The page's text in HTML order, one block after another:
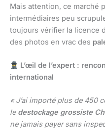
Mais attention, ce marché
intermédiaires peu
toujours vérifier la licence
des photos en vrac des
L’œil de l’expert :
international
« J’ai importé plus de 450
le destockage grossiste
ne jamais payer sans